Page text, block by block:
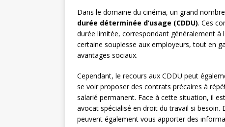
Dans le domaine du cinéma, un grand
durée déterminée d’usage (CDDU). Ces
durée limitée, correspondant généralement à
certaine souplesse aux employeurs, tout en
avantages sociaux.
Cependant, le recours aux CDDU peut
se voir proposer des contrats précaires à
salarié permanent. Face à cette situation, il
avocat spécialisé en droit du travail si besoin.
peuvent également vous apporter des